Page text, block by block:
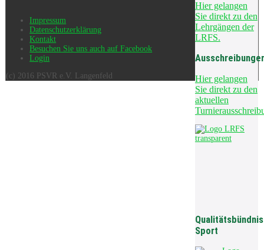
Hier gelangen
Sie direkt zu den
Lehrgängen der
LRFS.
Hier gelangen
Sie direkt zu den
aktuellen
Qualitätsbündnis
Sport
Impressum
Datenschutzerklärung
Kontakt
Besuchen Sie uns auch auf Facebook
Login
(c) 2016 PSVR e.V. Langenfeld